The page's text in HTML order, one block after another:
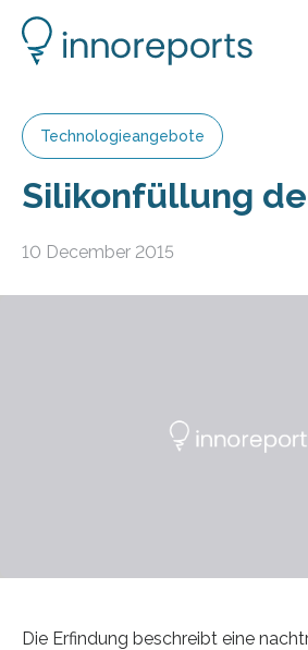
Technologieangebote
Silikonfüllung
10 December 2015
Die Erfindung beschreibt eine